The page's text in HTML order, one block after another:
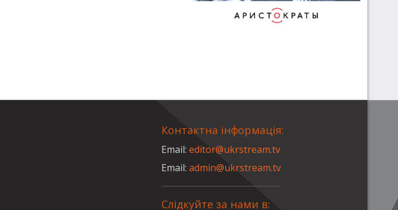
Контактна інформація:
Email:editor@ukrstream.tv
Email:admin@ukrstream.tv
Слідкуйте за нами в: